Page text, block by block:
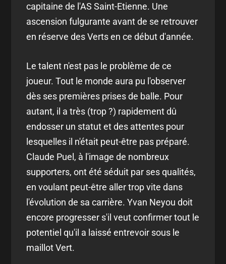
capitaine de l'AS Saint-Etienne. Une
ascension fulgurante avant de se retrouver
en réserve des Verts en ce début d'année.
Le talent n'est pas le problème de ce
joueur. Tout le monde aura pu l'observer
dès ses premières prises de balle. Pour
autant, il a très (trop ?) rapidement dû
endosser un statut et des attentes pour
lesquelles il n'était peut-être pas préparé.
Claude Puel, à l'image de nombreux
supporters, ont été séduit par ses qualités,
en voulant peut-être aller trop vite dans
l'évolution de sa carrière. Yvan Neyou doit
encore progresser s'il veut confirmer tout le
potentiel qu'il a laissé entrevoir sous le
maillot Vert.